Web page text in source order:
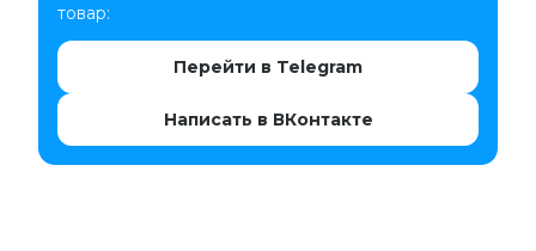
товар:
Перейти в Telegram
Написать в ВКонтакте